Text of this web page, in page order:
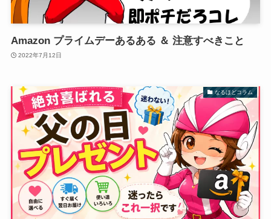
Amazon プライムデーあるある ＆ 注意すべきこと
2022年7月12日
なるほどコラム